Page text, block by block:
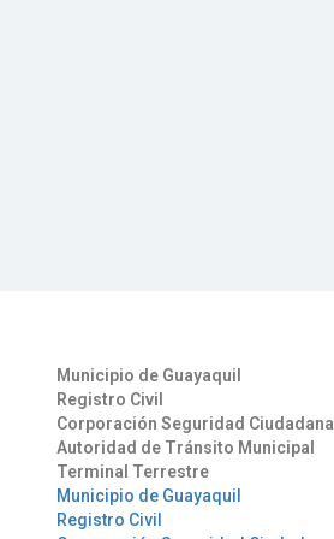
Municipio de Guayaquil
Registro Civil
Corporación Seguridad Ciudadana
Autoridad de Tránsito Municipal
Terminal Terrestre
Municipio de Guayaquil
Registro Civil